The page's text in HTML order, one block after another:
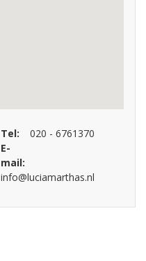
Tel:
020 - 6761370
E-
mail:
info@luciamarthas.nl